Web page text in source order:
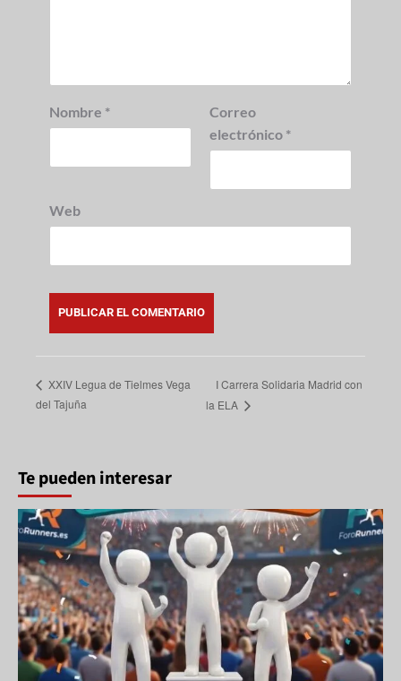
Nombre *
Correo
electrónico *
Web
XXIV Legua de Tielmes Vega
del Tajuña
I Carrera Solidaria Madrid con
la ELA
Te pueden interesar